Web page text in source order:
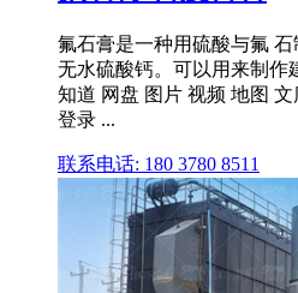
氟石膏是一种用硫酸与氟
无水硫酸钙。可以用来制作
知道 网盘 图片 视频 地图
登录 ...
联系电话: 180 3780 8511